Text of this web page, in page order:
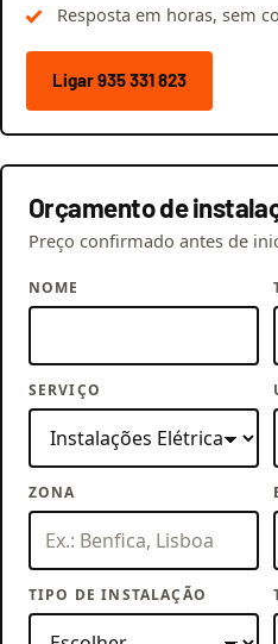
Resposta em horas, sem
Ligar 935 331 823
Orçamento de
Preço confirmado antes de
NOME
SERVIÇO
ZONA
TIPO DE INSTALAÇÃO